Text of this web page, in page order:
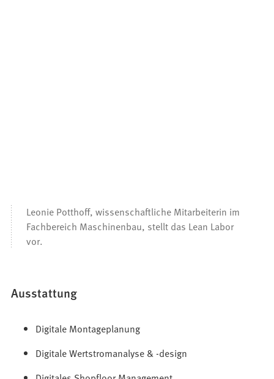
Leonie Potthoff, wissenschaftliche Mitarbeiterin im
Fachbereich Maschinenbau, stellt das Lean Labor
vor.
Ausstattung
Digitale Montageplanung
Digitale Wertstromanalyse & -design